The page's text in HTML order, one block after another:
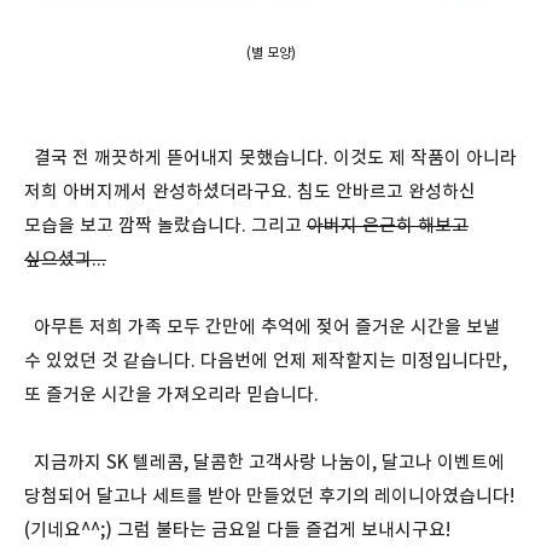
(별 모양)
결국 전 깨끗하게 뜯어내지 못했습니다. 이것도 제 작품이 아니라
저희 아버지께서 완성하셨더라구요. 침도 안바르고 완성하신
모습을 보고 깜짝 놀랐습니다. 그리고 아버지 은근히 해보고
싶으셨긔...
아무튼 저희 가족 모두 간만에 추억에 젖어 즐거운 시간을 보낼
수 있었던 것 같습니다. 다음번에 언제 제작할지는 미정입니다만,
또 즐거운 시간을 가져오리라 믿습니다.
지금까지 SK 텔레콤, 달콤한 고객사랑 나눔이, 달고나 이벤트에
당첨되어 달고나 세트를 받아 만들었던 후기의 레이니아였습니다!
(기네요^^;) 그럼 불타는 금요일 다들 즐겁게 보내시구요!